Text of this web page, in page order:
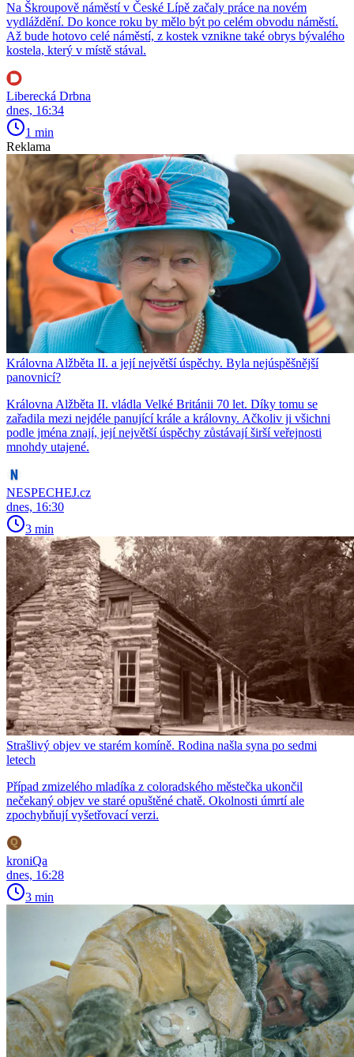
Na Škroupově náměstí v České Lípě začaly práce na novém
vydláždění. Do konce roku by mělo být po celém obvodu náměstí.
Až bude hotovo celé náměstí, z kostek vznikne také obrys bývalého
kostela, který v místě stával.
Liberecká Drbna
dnes, 16:34
1 min
Reklama
Královna Alžběta II. a její největší úspěchy. Byla nejúspěšnější
panovnicí?
Královna Alžběta II. vládla Velké Británii 70 let. Díky tomu se
zařadila mezi nejdéle panující krále a královny. Ačkoliv ji všichni
podle jména znají, její největší úspěchy zůstávají širší veřejnosti
mnohdy utajené.
NESPECHEJ.cz
dnes, 16:30
3 min
Strašlivý objev ve starém komíně. Rodina našla syna po sedmi
letech
Případ zmizelého mladíka z coloradského městečka ukončil
nečekaný objev ve staré opuštěné chatě. Okolnosti úmrtí ale
zpochybňují vyšetřovací verzi.
kroniQa
dnes, 16:28
3 min